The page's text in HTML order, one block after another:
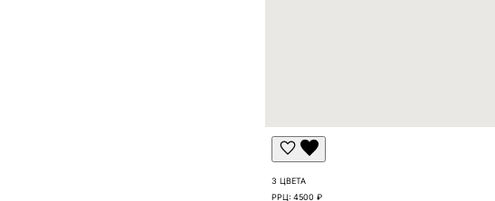
3 ЦВЕТА
РРЦ:4500 ₽